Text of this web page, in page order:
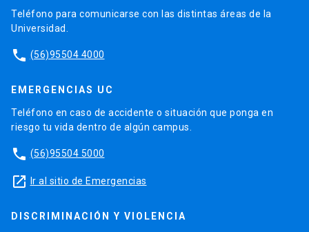
Teléfono para comunicarse con las distintas áreas de la
Universidad.
phone (56)95504 4000
EMERGENCIAS UC
Teléfono en caso de accidente o situación que ponga en
riesgo tu vida dentro de algún campus.
phone (56)95504 5000
launch Ir al sitio de Emergencias
DISCRIMINACIÓN Y VIOLENCIA